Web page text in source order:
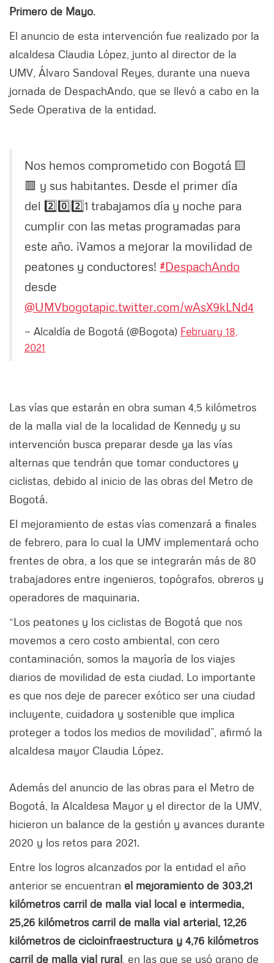
Primero de Mayo.
El anuncio de esta intervención fue realizado por la
alcaldesa Claudia López, junto al director de la
UMV, Álvaro Sandoval Reyes, durante una nueva
jornada de DespachAndo, que se llevó a cabo en la
Sede Operativa de la entidad.
Nos hemos comprometido con Bogotá 🟨
🟥 y sus habitantes. Desde el primer día
del 2️⃣0️⃣2️⃣1️ trabajamos día y noche para
cumplir con las metas programadas para
este año. ¡Vamos a mejorar la movilidad de
peatones y conductores! #DespachAndo
desde
@UMVbogotapic.twitter.com/wAsX9kLNd4
— Alcaldía de Bogotá (@Bogota) February 18,
2021
Las vías que estarán en obra suman 4,5 kilómetros
de la malla vial de la localidad de Kennedy y su
intervención busca preparar desde ya las vías
alternas que tendrán que tomar conductores y
ciclistas, debido al inicio de las obras del Metro de
Bogotá.
El mejoramiento de estas vías comenzará a finales
de febrero, para lo cual la UMV implementará ocho
frentes de obra, a los que se integrarán más de 80
trabajadores entre ingenieros, topógrafos, obreros y
operadores de maquinaria.
“Los peatones y los ciclistas de Bogotá que nos
movemos a cero costo ambiental, con cero
contaminación, somos la mayoría de los viajes
diarios de movilidad de esta ciudad. Lo importante
es que nos deje de parecer exótico ser una ciudad
incluyente, cuidadora y sostenible que implica
proteger a todos los medios de movilidad”, afirmó la
alcaldesa mayor Claudia López.
Además del anuncio de las obras para el Metro de
Bogotá, la Alcaldesa Mayor y el director de la UMV,
hicieron un balance de la gestión y avances durante
2020 y los retos para 2021.
Entre los logros alcanzados por la entidad el año
anterior se encuentran el mejoramiento de 303,21
kilómetros carril de malla vial local e intermedia,
25,26 kilómetros carril de malla vial arterial, 12,26
kilómetros de cicloinfraestructura y 4,76 kilómetros
carril de malla vial rural , en las que se usó grano de